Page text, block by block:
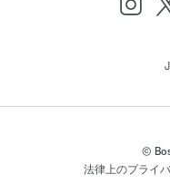
©
法律上のプライ